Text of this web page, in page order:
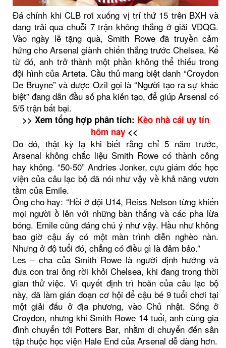
Đá chính khi CLB rơi xuống vị trí thứ 15 trên BXH và
đang trải qua chuỗi 7 trận không thắng ở giải VĐQG.
Vào ngày lễ tặng quà, Smith Rowe đã truyền cảm
hứng cho Arsenal giành chiến thắng trước Chelsea. Kể
từ đó, anh trở thành một phần không thể thiếu trong
đội hình của Arteta. Cầu thủ mang biệt danh “Croydon
De Bruyne” và được Ozil gọi là “Người tạo ra sự khác
biệt” đang dẫn đầu số pha kiến tạo, để giúp Arsenal có
5/5 trận bất bại.
>> Xem tổng hợp phân tích: Kèo nhà cái uy tín
hôm nay <<
Do đó, thật kỳ lạ khi biết rằng chỉ 5 năm trước,
Arsenal không chắc liệu Smith Rowe có thành công
hay không. “50-50” Andries Jonker, cựu giám đốc học
viện của câu lạc bộ đã nói như vậy về khả năng vươn
tầm của Emile.
Ông cho hay: “Hồi ở đội U14, Reiss Nelson từng khiến
mọi người ồ lên với những bàn thắng và các pha lừa
bóng. Emile cũng đáng chú ý như vậy. Hầu như không
bao giờ cậu ấy có một màn trình diễn nghèo nàn.
Nhưng ở độ tuổi đó, chẳng có điều gì là đảm bảo.”
Les – cha của Smith Rowe là người định hướng và
đưa con trai ông rời khỏi Chelsea, khi đang trong thời
gian thử việc. Vì quyết định trì hoãn của câu lạc bộ
này, đã làm gián đoạn cơ hội để cậu bé 9 tuổi chơi tại
một giải đấu ở địa phương, vào Chủ nhật. Sống ở
Croydon, nhưng khi Smith Rowe 14 tuổi, anh cùng gia
đình chuyển tới Potters Bar, nhằm di chuyển đến sân
tập thuộc học viện Hale End của Arsenal dễ dàng hơn.